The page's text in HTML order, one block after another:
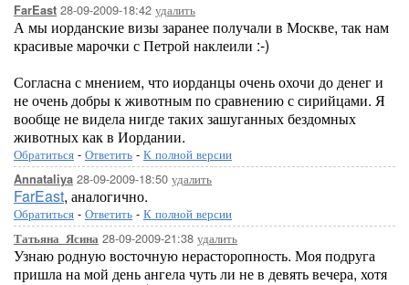
FarEast 28-09-2009-18:42 удалить
А мы иорданские визы заранее получали в Москве, так нам
красивые марочки с Петрой наклеили :-)
Согласна с мнением, что иорданцы очень охочи до денег и
не очень добры к животным по сравнению с сирийцами. Я
вообще не видела нигде таких зашуганных бездомных
животных как в Иордании.
Обратиться - Ответить - К полной версии
Annataliya 28-09-2009-18:50 удалить
FarEast, аналогично.
Обратиться - Ответить - К полной версии
Татьяна_Ясина 28-09-2009-21:38 удалить
Узнаю родную восточную нерасторопность. Моя подруга
пришла на мой день ангела чуть ли не в девять вечера, хотя